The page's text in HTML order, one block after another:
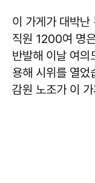
이 가게가 대박난
직원 1200여 명
반발해 이날 여의
용해 시위를 열었
감원 노조가 이